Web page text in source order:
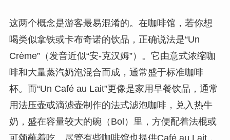
这两个概念是游客最易混淆的。在咖啡馆，若你想
喝类似拿铁或卡布奇诺的饮品，正确说法是“Un
Crème”（发音近似“安-克汉姆”）。它由意式浓缩咖
啡和大量蒸汽奶泡混合而成，通常盛于标准咖啡
杯。而“Un Café au Lait”更像是家用早餐饮品，通常
用法压壶或滴滤壶制作的法式滤泡咖啡，兑入热牛
奶，盛在容量较大的碗（Bol）里，方便配着法棍或
可颂蘸着吃。尽管有些咖啡馆也提供Café au Lait，